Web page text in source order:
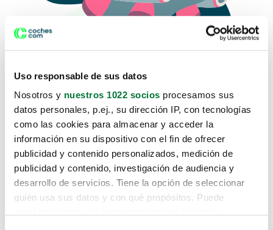
Uso responsable de sus datos
Nosotros y nuestros 1022 socios procesamos sus
datos personales, p.ej., su dirección IP, con tecnologías
como las cookies para almacenar y acceder la
información en su dispositivo con el fin de ofrecer
publicidad y contenido personalizados, medición de
publicidad y contenido, investigación de audiencia y
desarrollo de servicios. Tiene la opción de seleccionar
quién usa sus datos y con qué propósitos. Puede
Lo sentimos, no sabemos como
te hemos traido hasta aquí.
Pero puedes encontrar el coche que estás
buscando en alguno de estos enlaces: